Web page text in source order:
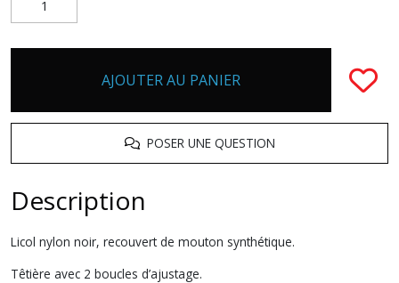
AJOUTER AU PANIER
POSER UNE QUESTION
Description
Licol nylon noir, recouvert de mouton synthétique.
Têtière avec 2 boucles d’ajustage.